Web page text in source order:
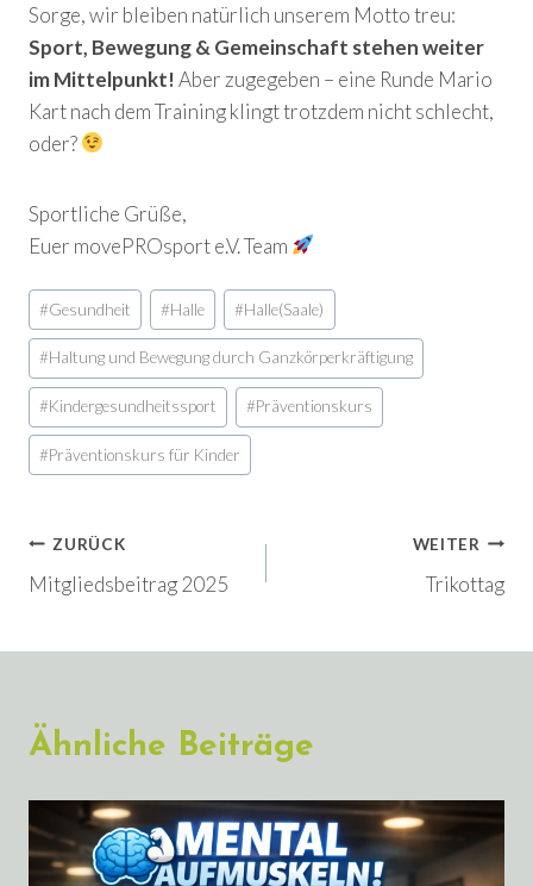
Sorge, wir bleiben natürlich unserem Motto treu:
Sport, Bewegung & Gemeinschaft stehen weiter
im Mittelpunkt!Aber zugegeben – eine Runde Mario
Kart nach dem Training klingt trotzdem nicht schlecht,
oder?
Sportliche Grüße,
Euer movePROsport e.V. Team
Schlagworte:
#Gesundheit #Halle #Halle(Saale)
#Haltung und Bewegung durch Ganzkörperkräftigung
#Kindergesundheitssport #Präventionskurs
#Präventionskurs für Kinder
Beitragsnavigation
ZURÜCK
Mitgliedsbeitrag 2025
WEITER
Trikottag
Ähnliche Beiträge